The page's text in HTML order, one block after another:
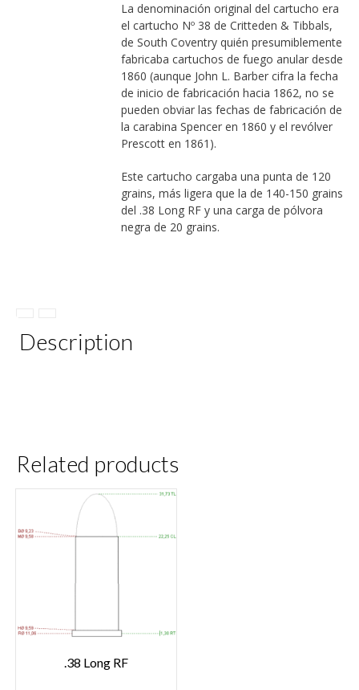
La denominación original del cartucho era
el cartucho Nº 38 de Critteden & Tibbals,
de South Coventry quién presumiblemente
fabricaba cartuchos de fuego anular desde
1860 (aunque John L. Barber cifra la fecha
de inicio de fabricación hacia 1862, no se
pueden obviar las fechas de fabricación de
la carabina Spencer en 1860 y el revólver
Prescott en 1861).
Este cartucho cargaba una punta de 120
grains, más ligera que la de 140-150 grains
del .38 Long RF y una carga de pólvora
negra de 20 grains.
Description
Related products
.38 Long RF